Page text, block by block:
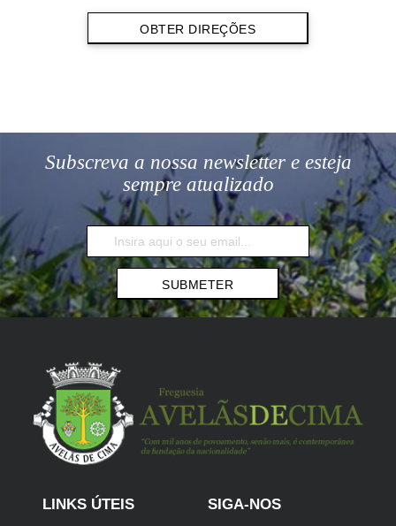
OBTER DIREÇÕES
Subscreva a nossa newsletter e esteja
sempre atualizado
SUBMETER
LINKS ÚTEIS SIGA-NOS